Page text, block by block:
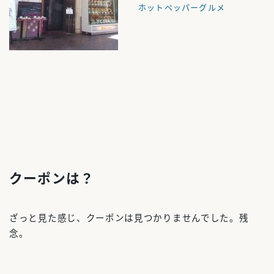
ホットペッパーグルメ
クーポンは？
ざっと見た感じ、クーポンは見つかりませんでした。残
念。